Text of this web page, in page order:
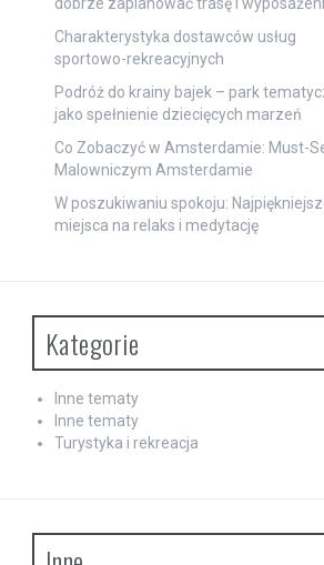
Charakterystyka dostawców usług
sportowo-rekreacyjnych
Podróż do krainy bajek – park
jako spełnienie dziecięcych marzeń
Co Zobaczyć w Amsterdamie: Must-
Malowniczym Amsterdamie
W poszukiwaniu spokoju:
miejsca na relaks i medytację
Kategorie
Inne tematy
Inne tematy
Turystyka i rekreacja